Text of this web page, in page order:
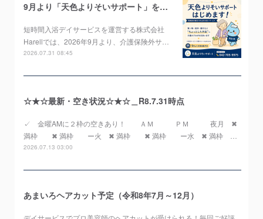
9月より「天色よりそいサポート」をスタートします！
短時間入浴デイサービスを運営する株式会社
Harellでは、2026年9月より、介護保険外サ…
2026.07.31 08:45
☆★☆最新・空き状況☆★☆＿R8.7.31時点
✓ 金曜AMに２枠の空きあり！ ＡＭ ＰＭ 夜月 ✖
満枠 ✖ 満枠 ー火 ✖ 満枠 ✖ 満枠 ー水 ✖ 満枠 …
2026.07.13 03:00
あまいろヘアカット予定（令和8年7月～12月）